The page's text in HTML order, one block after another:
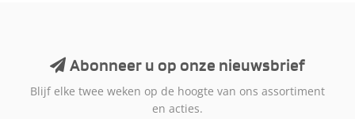
Abonneer u op onze nieuwsbrief
Blijf elke twee weken op de hoogte van ons assortiment
en acties.